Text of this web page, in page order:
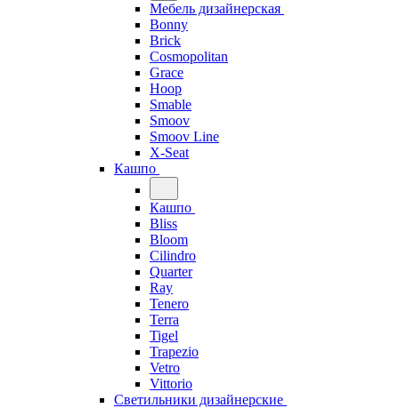
Мебель дизайнерская
Bonny
Brick
Cosmopolitan
Grace
Hoop
Smable
Smoov
Smoov Line
X-Seat
Кашпо
Кашпо
Bliss
Bloom
Cilindro
Quarter
Ray
Tenero
Terra
Tigel
Trapezio
Vetro
Vittorio
Светильники дизайнерские